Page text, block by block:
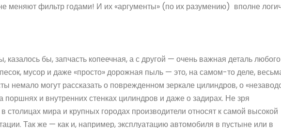
меняют фильтр годами! И их «аргументы» (по их разумению) вполне
казалось бы, запчасть копеечная, а с другой — очень важная деталь любого
мусор и даже «просто» дорожная пыль — это, на самом-то деле,
немало могут рассказать о поврежденном зеркале цилиндров, о
поршнях и внутренних стенках цилиндров и даже о задирах. Не зря
столицах мира и крупных городах производители относят к самой высокой
Так же — как и, например, эксплуатацию автомобиля в пустыне или в